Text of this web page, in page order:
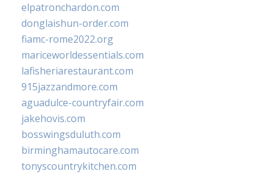
elpatronchardon.com
donglaishun-order.com
fiamc-rome2022.org
mariceworldessentials.com
lafisheriarestaurant.com
915jazzandmore.com
aguadulce-countryfair.com
jakehovis.com
bosswingsduluth.com
birminghamautocare.com
tonyscountrykitchen.com